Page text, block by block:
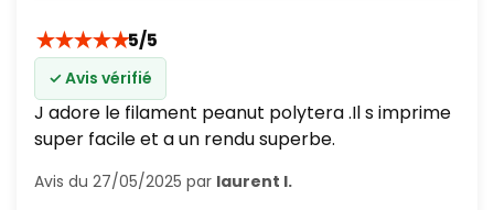
★★★★★5/5
✓ Avis vérifié
J adore le filament peanut polytera .Il s imprime
super facile et a un rendu superbe.
Avis du 27/05/2025 par laurent l.